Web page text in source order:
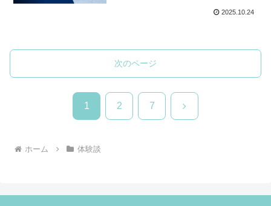
2025.10.24
次のページ
1 2 7 次
ホーム 体験談